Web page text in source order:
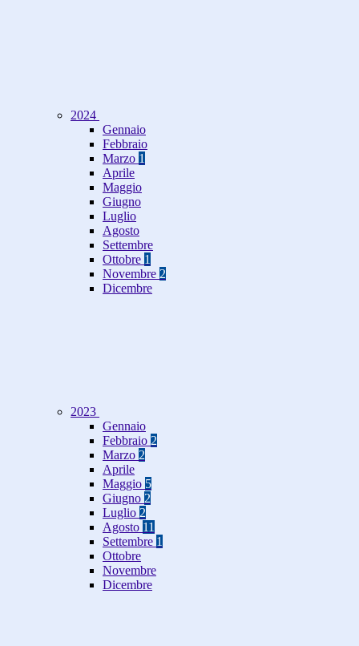
2024
Gennaio
Febbraio
Marzo 1
Aprile
Maggio
Giugno
Luglio
Agosto
Settembre
Ottobre 1
Novembre 2
Dicembre
2023
Gennaio
Febbraio 2
Marzo 2
Aprile
Maggio 5
Giugno 2
Luglio 2
Agosto 11
Settembre 1
Ottobre
Novembre
Dicembre